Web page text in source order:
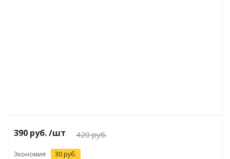
390 руб./шт 420руб.
Экономия 30 руб.